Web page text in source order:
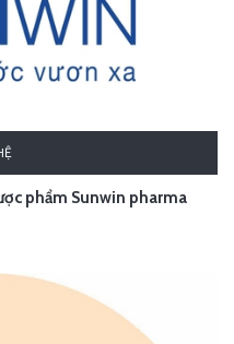
phẩm Sunwin pharma